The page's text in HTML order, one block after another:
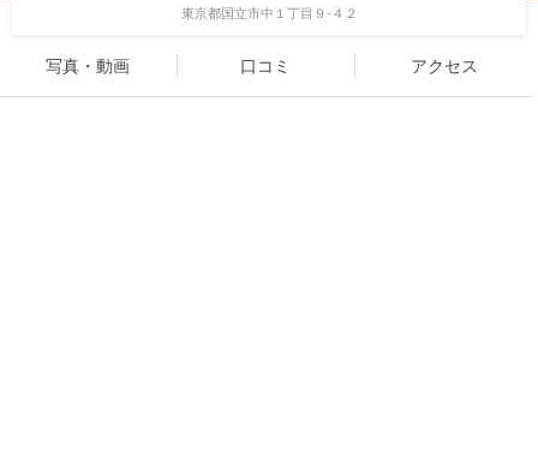
東京都国立市中１丁目９-４２
写真・動画 口コミ アクセス